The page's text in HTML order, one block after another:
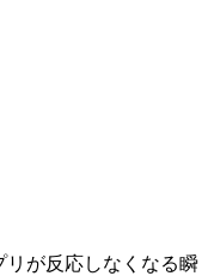
が反応しなくなる瞬